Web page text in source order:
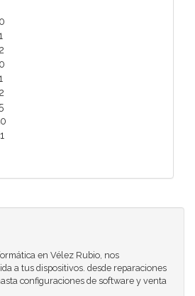
en Vélez Rubio, nos
a tus dispositivos. desde reparaciones
configuraciones de software y venta